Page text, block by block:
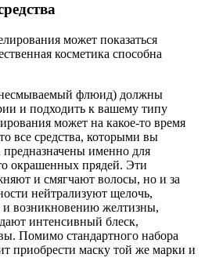
может показаться
косметика способна
флюид) должны
и подходить к вашему типу
может на какое-то время
все средства, которыми вы
предназначены именно для
окрашенных прядей. Эти
и смягчают волосы, но и за
нейтрализуют щелочь,
возникновению желтизны,
интенсивный блеск,
Помимо стандартного набора
приобрести маску той же марки и